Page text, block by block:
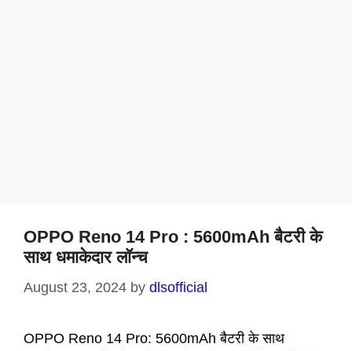
OPPO Reno 14 Pro : 5600mAh बैटरी के
साथ धमाकेदार लॉन्च
August 23, 2024 by dlsofficial
OPPO Reno 14 Pro: 5600mAh बैटरी के साथ